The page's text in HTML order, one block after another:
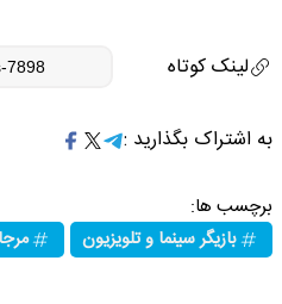
لینک کوتاه
به اشتراک بگذارید :
برچسب ها:
بازیگر سینما و تلویزیون